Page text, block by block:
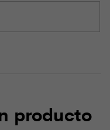
producto